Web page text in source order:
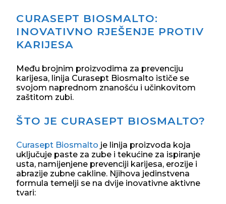
CURASEPT BIOSMALTO:
INOVATIVNO RJEŠENJE PROTIV
KARIJESA
Među brojnim proizvodima za prevenciju
karijesa, linija Curasept Biosmalto ističe se
svojom naprednom znanošću i učinkovitom
zaštitom zubi.
ŠTO JE CURASEPT BIOSMALTO?
Curasept Biosmalto je linija proizvoda koja
uključuje paste za zube i tekućine za ispiranje
usta, namijenjene prevenciji karijesa, erozije i
abrazije zubne cakline. Njihova jedinstvena
formula temelji se na dvije inovativne aktivne
tvari: